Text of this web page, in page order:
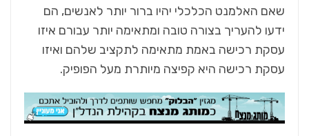
שאם האלמנט הכלכלי יהיו ברור יותר לאנשים, הם
ידעו להעריך בצורה טובה ומתאימה יותר עבורם איזו
עסקת רכישה באמת מתאימה לתקציב שלהם ואיזו
עסקת רכישה היא קפיצה מיותרת מעל הפופיק.